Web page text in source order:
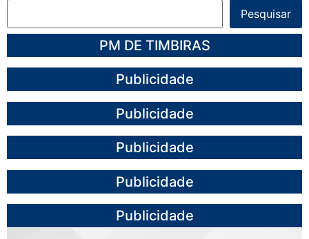
Pesquisar
PM DE TIMBIRAS
Publicidade
Publicidade
Publicidade
Publicidade
Publicidade